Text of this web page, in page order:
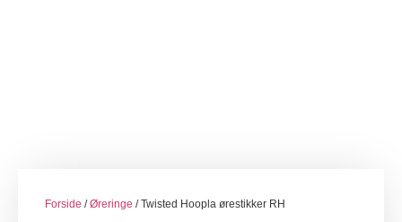
Forside /Øreringe / Twisted Hoopla ørestikker RH